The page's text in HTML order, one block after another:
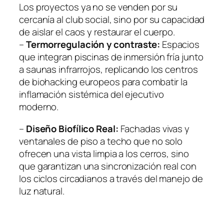
Los proyectos ya no se venden por su
cercanía al club social, sino por su capacidad
de aislar el caos y restaurar el cuerpo.
–Termorregulación y contraste: Espacios
que integran piscinas de inmersión fría junto
a saunas infrarrojos, replicando los centros
de biohacking europeos para combatir la
inflamación sistémica del ejecutivo
moderno.
– Diseño Biofílico Real: Fachadas vivas y
ventanales de piso a techo que no solo
ofrecen una vista limpia a los cerros, sino
que garantizan una sincronización real con
los ciclos circadianos a través del manejo de
luz natural.